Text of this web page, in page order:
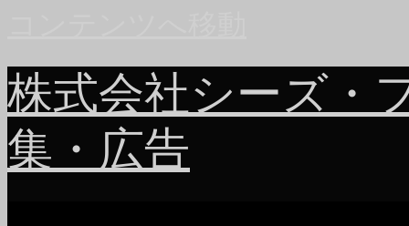
株式会社シーズ・
集・広告